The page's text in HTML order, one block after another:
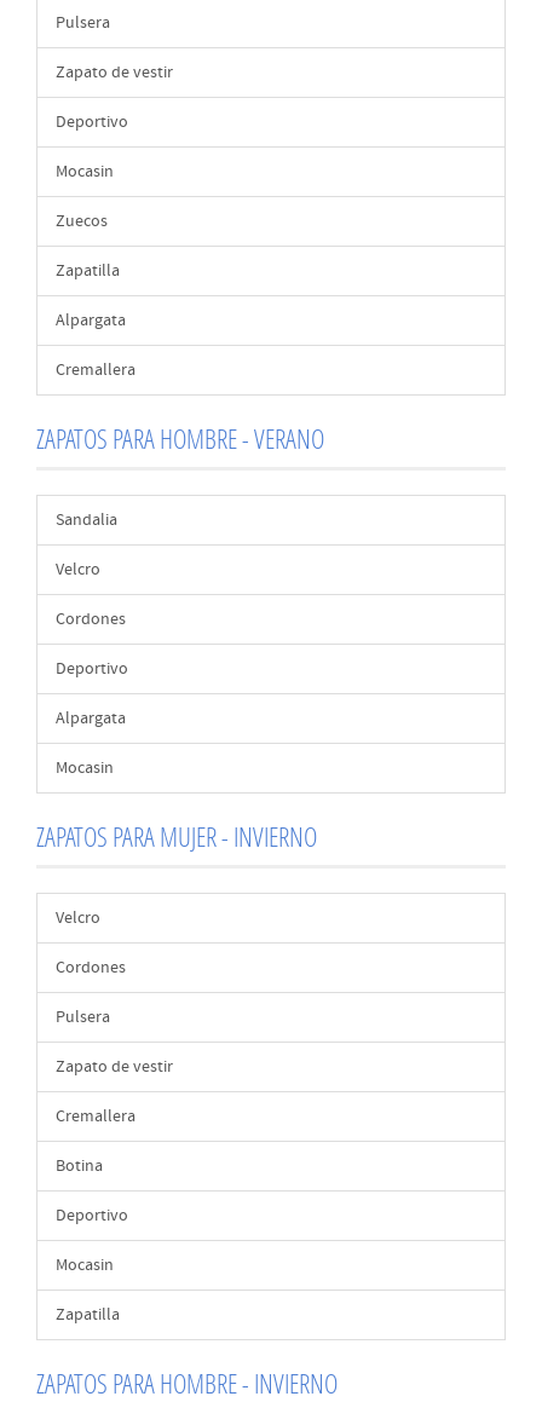
Pulsera
Zapato de vestir
Deportivo
Mocasin
Zuecos
Zapatilla
Alpargata
Cremallera
ZAPATOS PARA HOMBRE - VERANO
Sandalia
Velcro
Cordones
Deportivo
Alpargata
Mocasin
ZAPATOS PARA MUJER - INVIERNO
Velcro
Cordones
Pulsera
Zapato de vestir
Cremallera
Botina
Deportivo
Mocasin
Zapatilla
ZAPATOS PARA HOMBRE - INVIERNO